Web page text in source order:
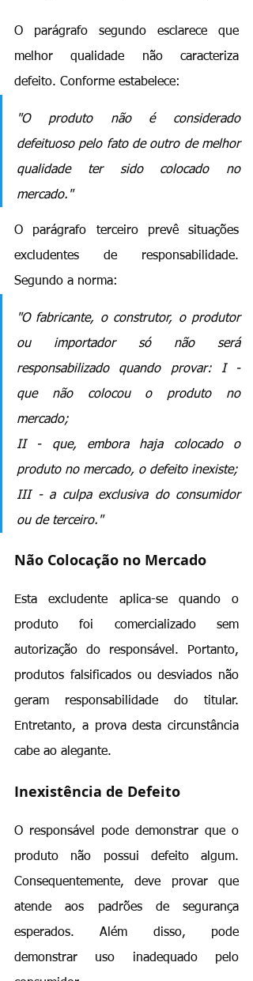
O parágrafo segundo esclarece que
melhor qualidade não caracteriza
defeito. Conforme estabelece:
"O produto não é considerado
defeituoso pelo fato de outro de melhor
qualidade ter sido colocado no
mercado."
O parágrafo terceiro prevê situações
excludentes de responsabilidade.
Segundo a norma:
"O fabricante, o construtor, o produtor
ou importador só não será
responsabilizado quando provar: I -
que não colocou o produto no
mercado;
II - que, embora haja colocado o
III - a culpa exclusiva do consumidor
ou de terceiro."
Não Colocação no Mercado
Esta excludente aplica-se quando o
produto foi comercializado sem
autorização do responsável. Portanto,
produtos falsificados ou desviados não
geram responsabilidade do titular.
Entretanto, a prova desta circunstância
cabe ao alegante.
Inexistência de Defeito
O responsável pode demonstrar que o
produto não possui defeito algum.
Consequentemente, deve provar que
atende aos padrões de segurança
esperados. Além disso, pode
demonstrar uso inadequado pelo